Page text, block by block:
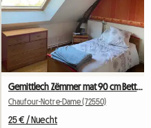
Gemittlech Zëmmer mat 90 cm Bett, 6 km vun der Universitéit Le Mans
Chaufour-Notre-Dame (72550)
25 € / Nuecht